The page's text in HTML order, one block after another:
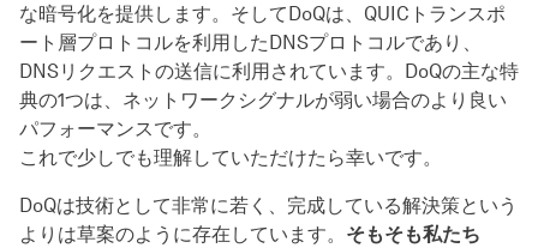
な暗号化を提供します。そしてDoQは、QUICトランスポ
ート層プロトコルを利用したDNSプロトコルであり、
DNSリクエストの送信に利用されています。DoQの主な特
典の1つは、ネットワークシグナルが弱い場合のより良い
パフォーマンスです。
これで少しでも理解していただけたら幸いです。
DoQは技術として非常に若く、完成している解決策という
よりは草案のように存在しています。 そもそも私たち